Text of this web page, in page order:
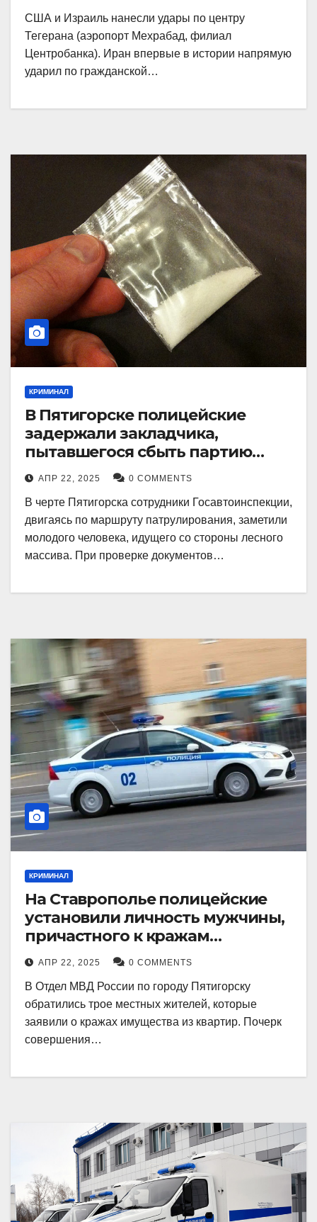
США и Израиль нанесли удары по центру
Тегерана (аэропорт Мехрабад, филиал
Центробанка). Иран впервые в истории напрямую
ударил по гражданской…
КРИМИНАЛ
В Пятигорске полицейские
задержали закладчика,
пытавшегося сбыть партию
синтетического наркотика
АПР 22, 2025 0 COMMENTS
В черте Пятигорска сотрудники Госавтоинспекции,
двигаясь по маршруту патрулирования, заметили
молодого человека, идущего со стороны лесного
массива. При проверке документов…
КРИМИНАЛ
На Ставрополье полицейские
установили личность мужчины,
причастного к кражам
имущества из квартир в
Пятигорске
АПР 22, 2025 0 COMMENTS
В Отдел МВД России по городу Пятигорску
обратились трое местных жителей, которые
заявили о кражах имущества из квартир. Почерк
совершения…